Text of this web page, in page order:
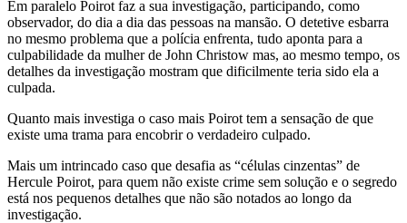
Em paralelo Poirot faz a sua investigação, participando, como
observador, do dia a dia das pessoas na mansão. O detetive esbarra
no mesmo problema que a polícia enfrenta, tudo aponta para a
culpabilidade da mulher de John Christow mas, ao mesmo tempo, os
detalhes da investigação mostram que dificilmente teria sido ela a
culpada.
Quanto mais investiga o caso mais Poirot tem a sensação de que
existe uma trama para encobrir o verdadeiro culpado.
Mais um intrincado caso que desafia as “células cinzentas” de
Hercule Poirot, para quem não existe crime sem solução e o segredo
está nos pequenos detalhes que não são notados ao longo da
investigação.